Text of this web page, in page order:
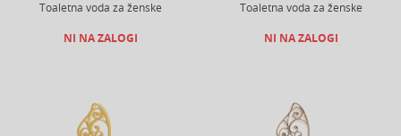
Toaletna voda za ženske
NI NA ZALOGI
Toaletna voda za ženske
NI NA ZALOGI